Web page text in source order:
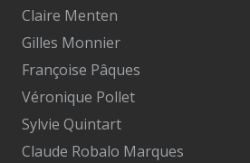
Claire Menten
Gilles Monnier
Françoise Pâques
Véronique Pollet
Sylvie Quintart
Claude Robalo Marques